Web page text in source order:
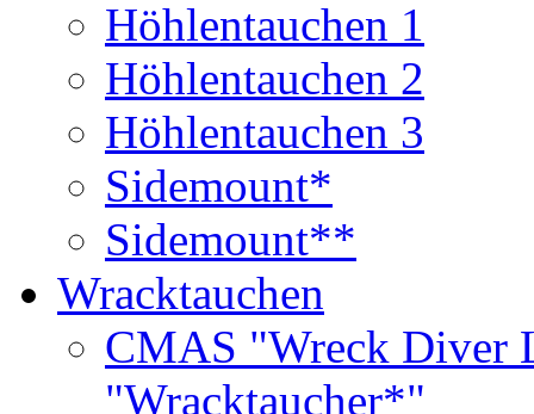
Höhlentauchen 1
Höhlentauchen 2
Höhlentauchen 3
Sidemount*
Sidemount**
Wracktauchen
CMAS "Wreck Diver
"Wracktaucher*"